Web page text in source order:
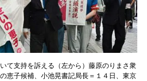
いて支持を訴える（左から）藤原のりまさ衆
恵子候補、小池晃書記局長＝１４日、東京